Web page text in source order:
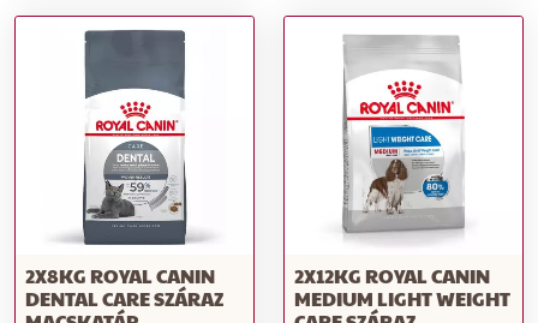
2X8KG ROYAL CANIN
DENTAL CARE SZÁRAZ
2X12KG ROYAL CANIN
MEDIUM LIGHT WEIGHT